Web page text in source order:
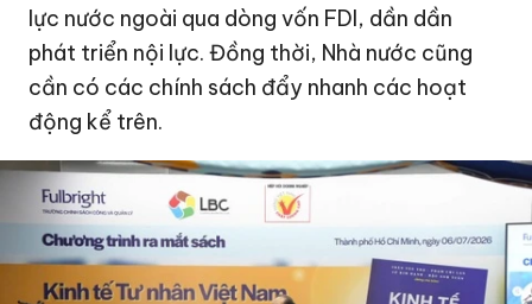
lực nước ngoài qua dòng vốn FDI, dần dần
phát triển nội lực. Đồng thời, Nhà nước cũng
cần có các chính sách đẩy nhanh các hoạt
động kể trên.